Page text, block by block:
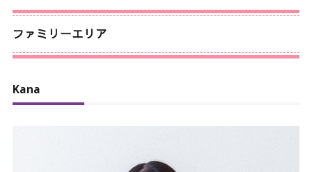
ファミリーエリア
Kana